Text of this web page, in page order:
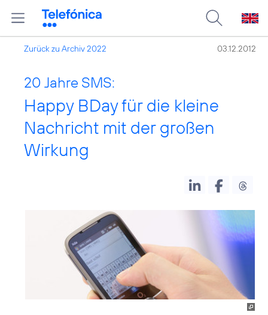
Zurück zu Archiv 2022 03.12.2012
20 Jahre SMS:
Happy BDay für die kleine
Nachricht mit der großen
Wirkung